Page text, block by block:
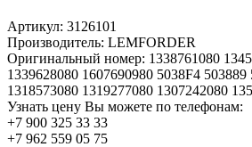
Артикул: 3126101
Производитель: LEMFORDER
Оригинальный номер: 1338761080
1339628080 1607690980 5038F4
1318573080 1319277080 1307242080
Узнать цену Вы можете по телефонам:
+7 900 325 33 33
+7 962 559 05 75